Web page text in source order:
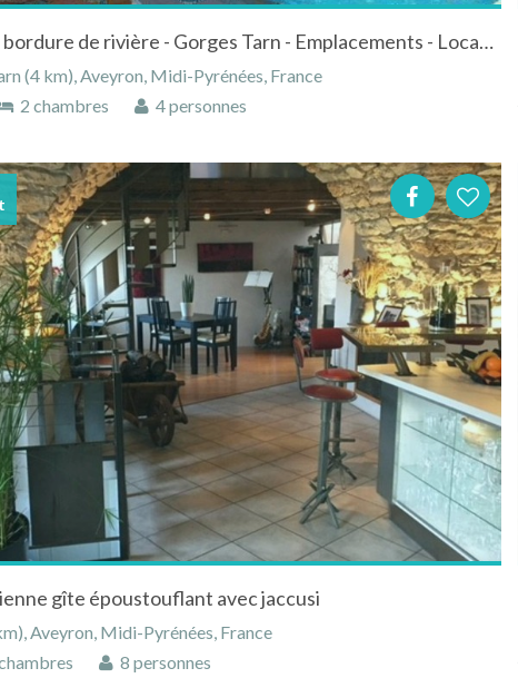
Camping 4* en bordure de rivière - Gorges Tarn - Emplacements - Location Mobil Home
(4 km), Aveyron, Midi-Pyrénées, France
2 chambres 4 personnes
gîte époustouflant avec jaccusi
Aveyron, Midi-Pyrénées, France
8 personnes